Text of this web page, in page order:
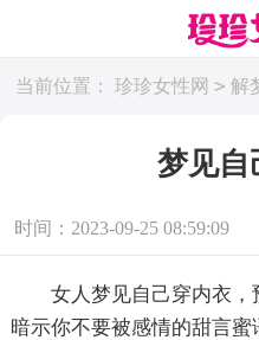
当前位置： 珍珍女性网 > 解
梦见自
时间：2023-09-25 08:59:09
女人梦见自己穿内衣，
暗示你不要被感情的甜言蜜